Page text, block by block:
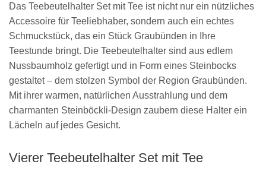
Das Teebeutelhalter Set mit Tee ist nicht nur ein nützliches
Accessoire für Teeliebhaber, sondern auch ein echtes
Schmuckstück, das ein Stück Graubünden in Ihre
Teestunde bringt. Die Teebeutelhalter sind aus edlem
Nussbaumholz gefertigt und in Form eines Steinbocks
gestaltet – dem stolzen Symbol der Region Graubünden.
Mit ihrer warmen, natürlichen Ausstrahlung und dem
charmanten Steinböckli-Design zaubern diese Halter ein
Lächeln auf jedes Gesicht.
Vierer Teebeutelhalter Set mit Tee